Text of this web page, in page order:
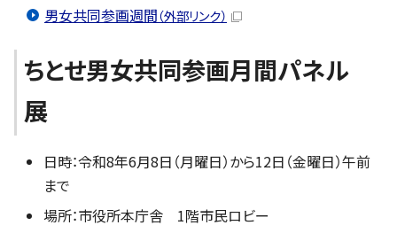
男女共同参画週間（外部リンク）
ちとせ男女共同参画月間パネル
展
日時：令和8年6月8日（月曜日）から12日（金曜日）午前
まで
場所：市役所本庁舎 1階市民ロビー